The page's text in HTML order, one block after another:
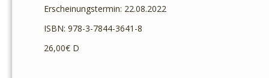
Erscheinungstermin: 22.08.2022
ISBN: 978-3-7844-3641-8
26,00€ D